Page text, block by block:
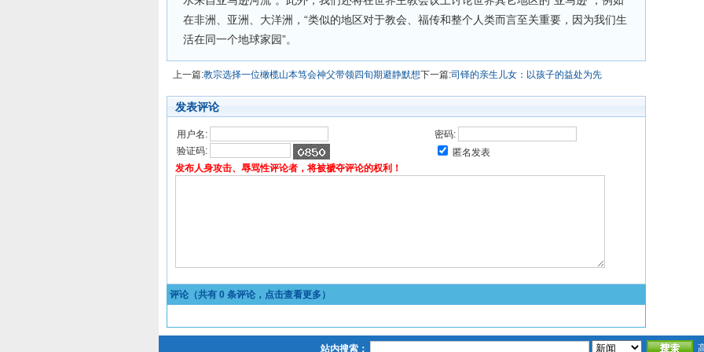
在非洲、亚洲、大洋洲，“类似的地区对于教会、福传和整个人类而言至关重要，因为我们生
活在同一个地球家园”。
上一篇:教宗选择一位橄榄山本笃会神父带领四旬期避静默想下一篇:司铎的亲生儿女：以孩子的益处为先
发表评论
用户名:
密码:
验证码:
匿名发表
发布人身攻击、辱骂性评论者，将被褫夺评论的权利！
评论（共有 0 条评论，点击查看更多）
站内搜索：